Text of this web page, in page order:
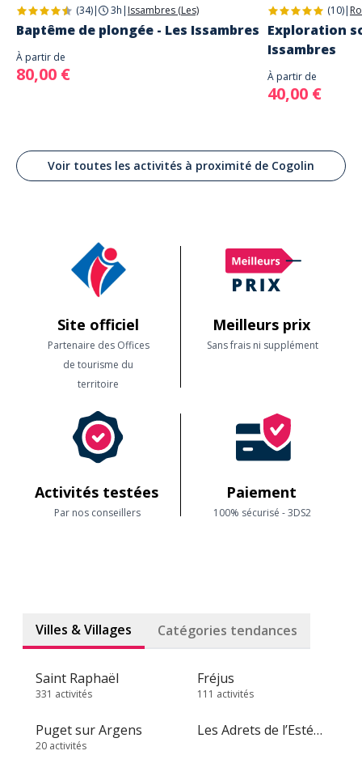
(34)| 3h | Issambres (Les)
Baptême de plongée - Les Issambres
À partir de
80,00 €
(10)|
Exploration
Issambres
À partir de
40,00 €
Voir toutes les activités à proximité de Cogolin
Site officiel
Partenaire des Offices
de tourisme du
territoire
Meilleurs prix
Sans frais ni supplément
Activités testées
Par nos conseillers
Paiement
100% sécurisé - 3DS2
Villes & Villages Catégories tendances
Saint Raphaël
331 activités
Fréjus
111 activités
Puget sur Argens
20 activités
Les Adrets de l’Estérel